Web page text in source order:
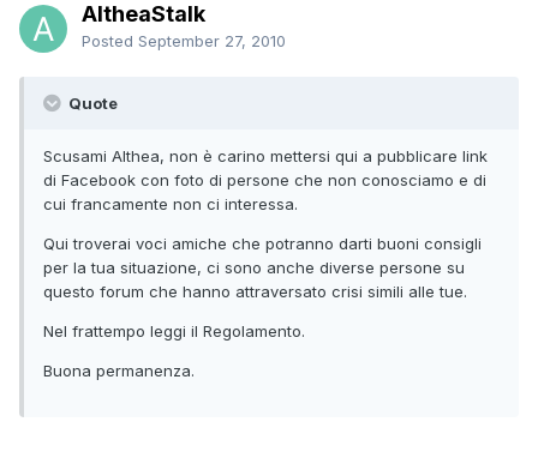
AltheaStalk
Posted September 27, 2010
Quote
Scusami Althea, non è carino mettersi qui a pubblicare link
di Facebook con foto di persone che non conosciamo e di
cui francamente non ci interessa.
Qui troverai voci amiche che potranno darti buoni consigli
per la tua situazione, ci sono anche diverse persone su
questo forum che hanno attraversato crisi simili alle tue.
Nel frattempo leggi il Regolamento.
Buona permanenza.